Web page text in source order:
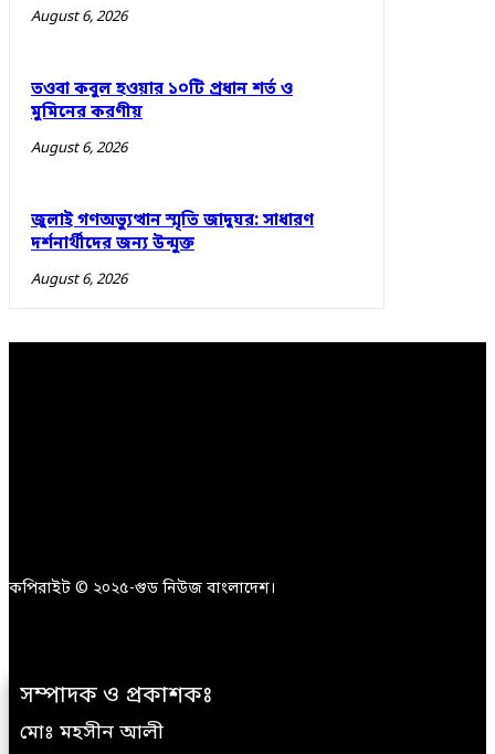
August 6, 2026
তওবা কবুল হওয়ার ১০টি প্রধান শর্ত ও
মুমিনের করণীয়
August 6, 2026
জুলাই গণঅভ্যুত্থান স্মৃতি জাদুঘর: সাধারণ
দর্শনার্থীদের জন্য উন্মুক্ত
August 6, 2026
কপিরাইট © ২০২৫-গুড নিউজ বাংলাদেশ।
সম্পাদক ও প্রকাশকঃ
মোঃ মহসীন আলী